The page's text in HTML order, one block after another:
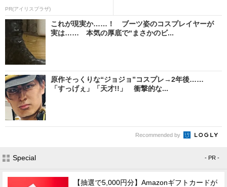
PR(アイリスプラザ)
これが現実か……！ ブーツ姿のコスプレイヤーが
実は…… 本気の厚底で“まさかのビ...
原作そっくりな“ジョジョ”コスプレ→2年後……
「すっげぇ」「天才!!」 衝撃的な...
Recommended by
Special - PR -
【抽選で5,000円分】Amazonギフトカードが